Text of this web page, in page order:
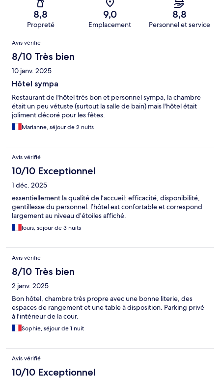
8,8
Propreté
9,0
Emplacement
8,8
Personnel et service
Avis
Avis vérifié
8/10 Très bien
10 janv. 2025
Hôtel sympa
Restaurant de l'hôtel très bon et personnel sympa, la chambre
était un peu vétuste (surtout la salle de bain) mais l'hôtel était
joliment décoré pour les fêtes.
Marianne, séjour de 2 nuits
Avis vérifié
10/10 Exceptionnel
1 déc. 2025
essentiellement la qualité de l’accueil: efficacité, disponibilité,
gentillesse du personnel. l’hôtel est confortable et correspond
largement au niveau d’étoiles affiché.
louis, séjour de 3 nuits
Avis vérifié
8/10 Très bien
2 janv. 2025
Bon hôtel, chambre très propre avec une bonne literie, des
espaces de rangement et une table à disposition. Parking privé
à l'intérieur de la cour.
Sophie, séjour de 1 nuit
Avis vérifié
10/10 Exceptionnel